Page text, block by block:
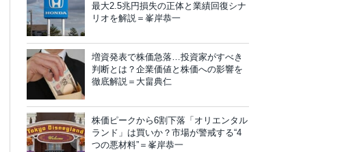
最大2.5兆円損失の正体と業績回復シナ
リオを解説＝峯岸恭一
増資発表で株価急落…投資家がすべき
判断とは？企業価値と株価への影響を
徹底解説＝大畠典仁
株価ピークから6割下落「オリエンタル
ランド」は買いか？市場が警戒する“4
つの悪材料”＝峯岸恭一